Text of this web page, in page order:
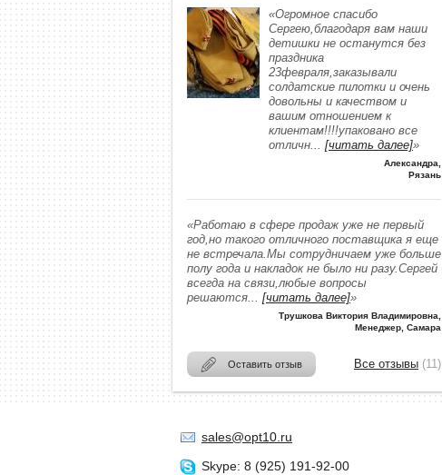
«Огромное спасибо
Сергею,благодаря вам наши
детишки не останутся без
праздника
23февраля,заказывали
солдатские пилотки и очень
довольны и качеством и
вашим отношением к
клиентам!!!!упаковано все
отличн... [читать далее]»
Александра
Рязань
«Работаю в сфере продаж уже не первый
год,но такого отличного поставщика я еще
не встречала.Мы сотрудничаем уже больше
полу года и накладок не было ни разу.Сергей
всегда на связи,любые вопросы
решаются... [читать далее]»
Трушкова Виктория Владимировна
Менеджер, Самара
Оставить отзыв Все отзывы (11)
sales@opt10.ru
Skype: 8 (925) 191-92-00